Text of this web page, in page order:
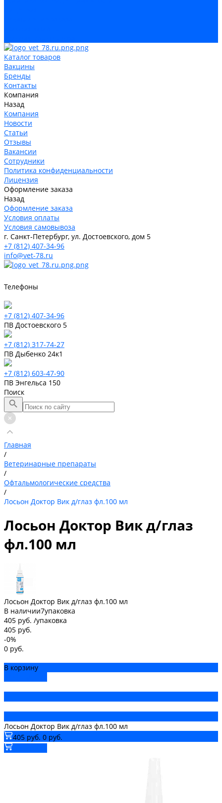
Каталог товаров
Вакцины
Бренды
Контакты
Компания
Назад
Компания
Новости
Статьи
Отзывы
Вакансии
Сотрудники
Политика конфиденциальности
Лицензия
Оформление заказа
Назад
Оформление заказа
Условия оплаты
Условия самовывоза
г. Санкт-Петербург, ул. Достоевского, дом 5
+7 (812) 407-34-96
info@vet-78.ru
Телефоны
+7 (812) 407-34-96
ПВ Достоевского 5
+7 (812) 317-74-27
ПВ Дыбенко 24к1
+7 (812) 603-47-90
ПВ Энгельса 150
Поиск
Главная
/
Ветеринарные препараты
/
Офтальмологические средства
/
Лосьон Доктор Вик д/глаз фл.100 мл
Лосьон Доктор Вик д/глаз
фл.100 мл
Лосьон Доктор Вик д/глаз фл.100 мл
В наличии7упаковка
405 руб. /упаковка
405 руб.
-0%
0 руб.
В корзину
Лосьон Доктор Вик д/глаз фл.100 мл
405 руб. 0 руб.